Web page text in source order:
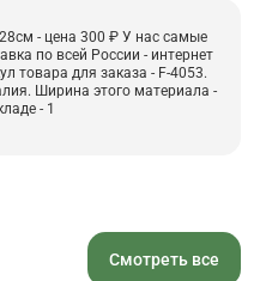
- цена 300 ₽ У нас самые
по всей России - интернет
товара для заказа - F-4053.
Ширина этого материала -
- 1
Смотреть все